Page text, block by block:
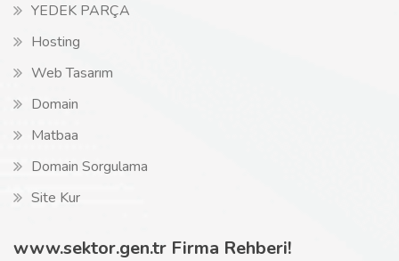
YEDEK PARÇA
Hosting
Web Tasarım
Domain
Matbaa
Domain Sorgulama
Site Kur
www.sektor.gen.tr Firma Rehberi!